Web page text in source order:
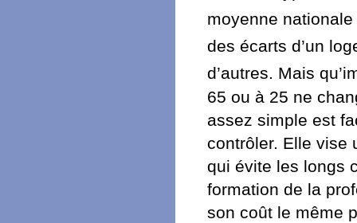
moyenne
des écarts d’un
d’autres. Mais
65 ou à 25 ne
assez simple est
contrôler. Elle vise
qui évite les longs
formation de la
son coût le même